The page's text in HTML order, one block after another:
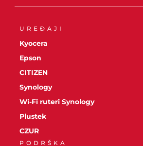
UREĐAJI
Kyocera
Epson
CITIZEN
Synology
Wi-Fi ruteri Synology
Plustek
CZUR
PODRŠKA